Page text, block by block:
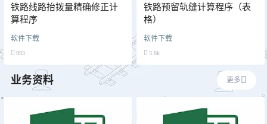
铁路线路抬拨量精确修正计
算程序
软件下载
993
铁路预留轨缝计算程序（表
格）
软件下载
3.8k
业务资料 更多